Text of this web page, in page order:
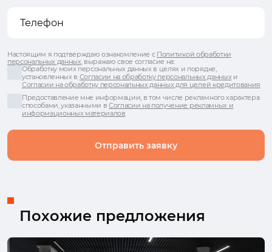
Отправить заявку
Настоящим я подтверждаю ознакомление с Политикой обработки
персональных данных, выражаю свое согласие на:
Обработку моих персональных данных в целях и порядке,
установленных в Согласии на обработку персональных данныхи
Согласии на обработку персональных данных для целей кредитования
Предоставление мне информации, в том числе рекламного характера
способами, указанными вСогласии на получение рекламных и
информационных материалов
Похожие предложения